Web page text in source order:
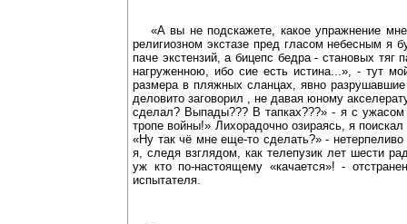
«А вы не подскажете, какое упражнение
религиозном экстазе пред гласом небесным я
паче экстензий, а бицепс бедра - становых
нагруженною, ибо сие есть истина...», - тут
размера в пляжных сланцах, явно
деловито заговорил , не давая юному
сделал? Выпады??? В тапках???» - я с ужасом
тропе войны!» Лихорадочно озираясь, я
«Ну так чё мне еще-то сделать?» -
я, следя взглядом, как телепузик лет шести
уж кто по-настоящему «качается»! -
испытателя.